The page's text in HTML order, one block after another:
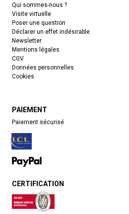
Qui sommes-nous ?
Visite virtuelle
Poser une question
Déclarer un effet indésirable
Newsletter
Mentions légales
CGV
Données personnelles
Cookies
PAIEMENT
Paiement sécurisé
CERTIFICATION